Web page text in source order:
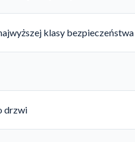
klasy bezpieczeństwa
drzwi